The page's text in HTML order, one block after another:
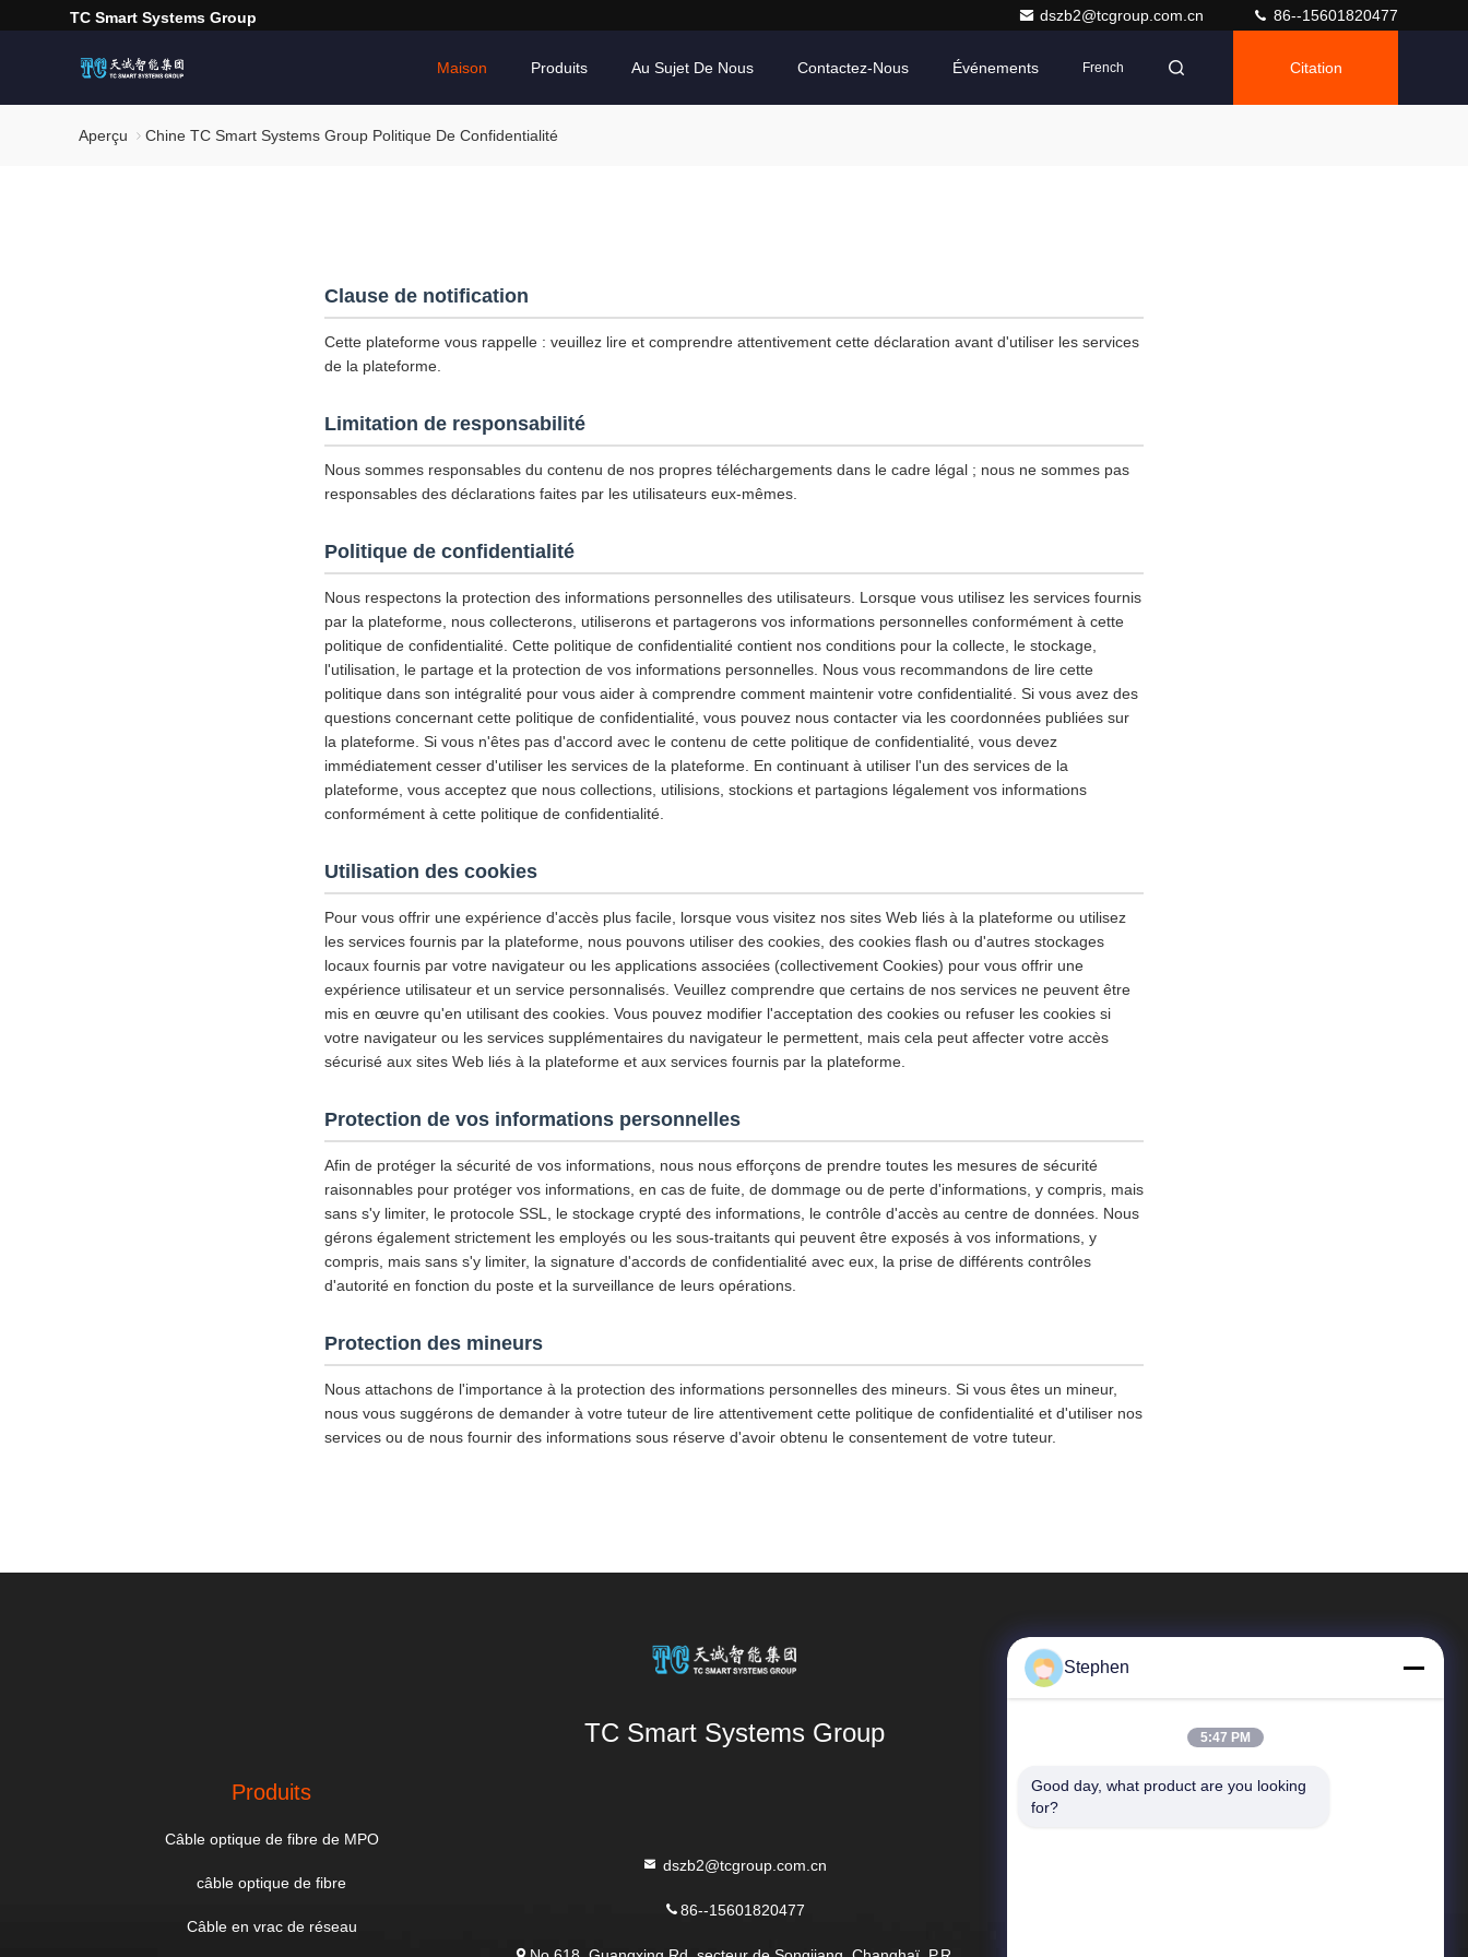
TC Smart Systems Group dszb2@tcgroup.com.cn 86--15601820477
Maison Produits Au Sujet De Nous Contactez-Nous Événements French Citation
Aperçu Chine TC Smart Systems Group Politique De Confidentialité
Clause de notification
Cette plateforme vous rappelle : veuillez lire et comprendre attentivement cette déclaration avant d'utiliser les services
de la plateforme.
Limitation de responsabilité
Nous sommes responsables du contenu de nos propres téléchargements dans le cadre légal ; nous ne sommes pas
responsables des déclarations faites par les utilisateurs eux-mêmes.
Politique de confidentialité
Nous respectons la protection des informations personnelles des utilisateurs. Lorsque vous utilisez les services fournis
par la plateforme, nous collecterons, utiliserons et partagerons vos informations personnelles conformément à cette
politique de confidentialité. Cette politique de confidentialité contient nos conditions pour la collecte, le stockage,
l'utilisation, le partage et la protection de vos informations personnelles. Nous vous recommandons de lire cette
politique dans son intégralité pour vous aider à comprendre comment maintenir votre confidentialité. Si vous avez des
questions concernant cette politique de confidentialité, vous pouvez nous contacter via les coordonnées publiées sur
la plateforme. Si vous n'êtes pas d'accord avec le contenu de cette politique de confidentialité, vous devez
immédiatement cesser d'utiliser les services de la plateforme. En continuant à utiliser l'un des services de la
plateforme, vous acceptez que nous collections, utilisions, stockions et partagions légalement vos informations
conformément à cette politique de confidentialité.
Utilisation des cookies
Pour vous offrir une expérience d'accès plus facile, lorsque vous visitez nos sites Web liés à la plateforme ou utilisez
les services fournis par la plateforme, nous pouvons utiliser des cookies, des cookies flash ou d'autres stockages
locaux fournis par votre navigateur ou les applications associées (collectivement Cookies) pour vous offrir une
expérience utilisateur et un service personnalisés. Veuillez comprendre que certains de nos services ne peuvent être
mis en œuvre qu'en utilisant des cookies. Vous pouvez modifier l'acceptation des cookies ou refuser les cookies si
votre navigateur ou les services supplémentaires du navigateur le permettent, mais cela peut affecter votre accès
sécurisé aux sites Web liés à la plateforme et aux services fournis par la plateforme.
Protection de vos informations personnelles
Afin de protéger la sécurité de vos informations, nous nous efforçons de prendre toutes les mesures de sécurité
raisonnables pour protéger vos informations, en cas de fuite, de dommage ou de perte d'informations, y compris, mais
sans s'y limiter, le protocole SSL, le stockage crypté des informations, le contrôle d'accès au centre de données. Nous
gérons également strictement les employés ou les sous-traitants qui peuvent être exposés à vos informations, y
compris, mais sans s'y limiter, la signature d'accords de confidentialité avec eux, la prise de différents contrôles
d'autorité en fonction du poste et la surveillance de leurs opérations.
Protection des mineurs
Nous attachons de l'importance à la protection des informations personnelles des mineurs. Si vous êtes un mineur,
nous vous suggérons de demander à votre tuteur de lire attentivement cette politique de confidentialité et d'utiliser nos
services ou de nous fournir des informations sous réserve d'avoir obtenu le consentement de votre tuteur.
TC Smart Systems Group
Produits
Câble optique de fibre de MPO
câble optique de fibre
Câble en vrac de réseau
dszb2@tcgroup.com.cn
86--15601820477
Liens Rapides
Stephen
5:47 PM
Good day, what product are you looking
for?